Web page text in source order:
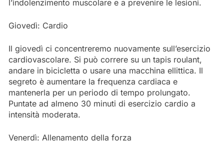
l’indolenzimento muscolare e a prevenire le lesioni.
Giovedì: Cardio
Il giovedì ci concentreremo nuovamente sull’esercizio
cardiovascolare. Si può correre su un tapis roulant,
andare in bicicletta o usare una macchina ellittica. Il
segreto è aumentare la frequenza cardiaca e
mantenerla per un periodo di tempo prolungato.
Puntate ad almeno 30 minuti di esercizio cardio a
intensità moderata.
Venerdì: Allenamento della forza